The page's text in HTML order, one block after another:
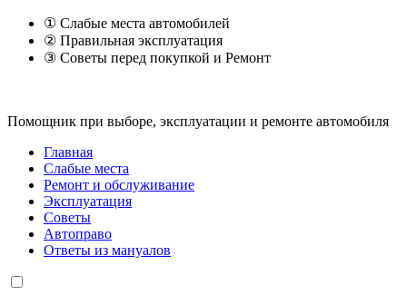
① Слабые места автомобилей
② Правильная эксплуатация
③ Советы перед покупкой и Ремонт
Помощник при выборе, эксплуатации и ремонте автомобиля
Главная
Слабые места
Ремонт и обслуживание
Эксплуатация
Советы
Автоправо
Ответы из мануалов